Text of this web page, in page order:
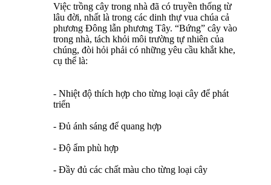
Việc trồng cây trong nhà đã có truyền thống từ
lâu đời, nhất là trong các dinh thự vua chúa cả
phương Đông lẫn phương Tây. “Bứng” cây vào
trong nhà, tách khỏi môi trường tự nhiên của
chúng, đòi hỏi phải có những yêu cầu khắt khe,
cụ thể là:
- Nhiệt độ thích hợp cho từng loại cây để phát
triển
- Đủ ánh sáng để quang hợp
- Độ ẩm phù hợp
- Đầy đủ các chất màu cho từng loại cây